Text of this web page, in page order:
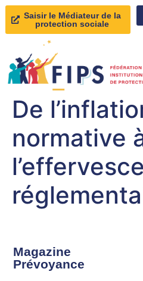
Saisir le Médiateur de la
protection sociale
De
normative
Magazine
Prévoyance